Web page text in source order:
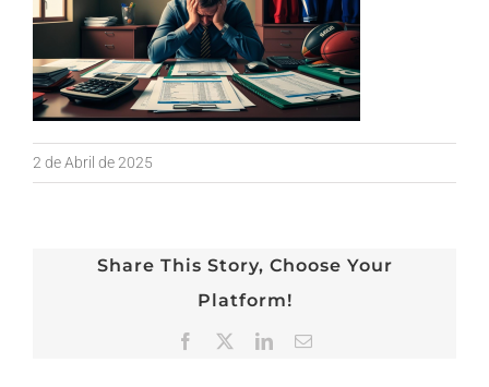
2 de Abril de 2025
Share This Story, Choose Your
Platform!
Facebook LinkedInEmail